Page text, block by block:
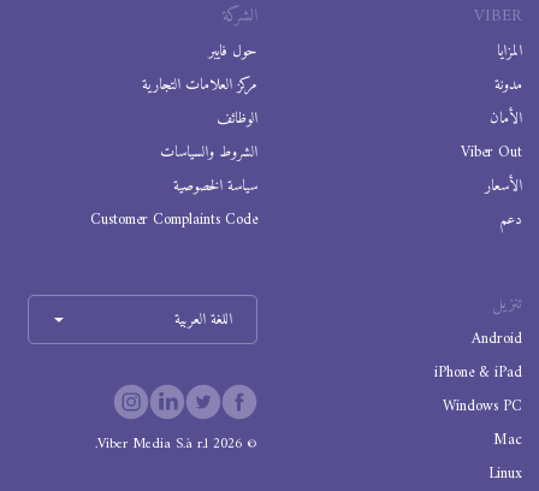
VIBER
المزايا
مدونة
الأمان
Viber Out
الأسعار
دعم
الشركة
حول فايبر
مركز العلامات التجارية
الوظائف
الشروط والسياسات
سياسة الخصوصية
Customer Complaints Code
تنزيل
Android
iPhone & iPad
Windows PC
Mac
Linux
اللغة العربية
©
2026
Viber Media S.à r.l.